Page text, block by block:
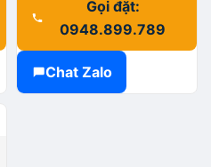
Gọi đặt:
0948.899.789
Chat Zalo